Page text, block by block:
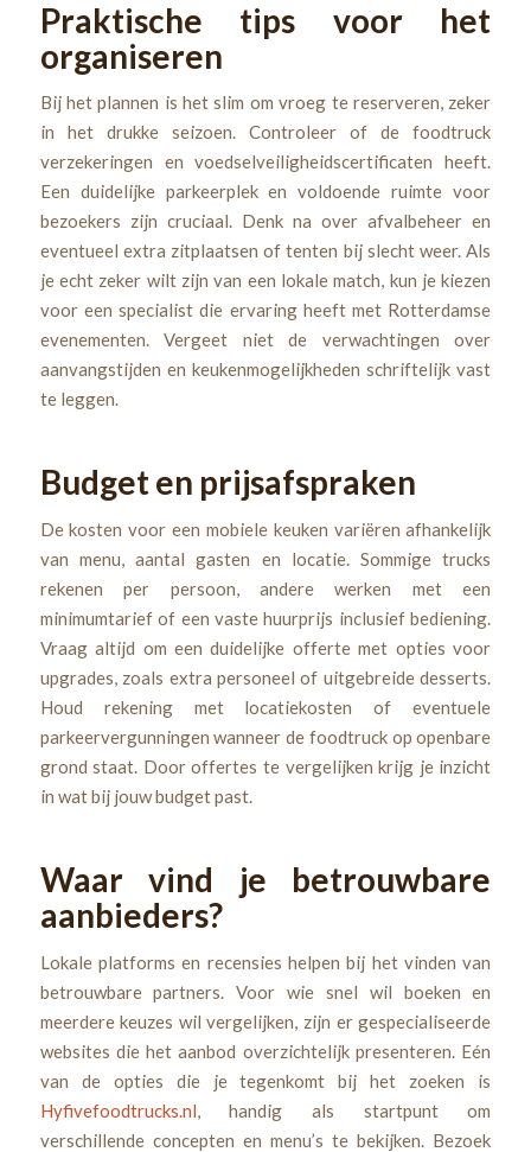
Praktische tips voor het
organiseren
Bij het plannen is het slim om vroeg te reserveren, zeker
in het drukke seizoen. Controleer of de foodtruck
verzekeringen en voedselveiligheidscertificaten heeft.
Een duidelijke parkeerplek en voldoende ruimte voor
bezoekers zijn cruciaal. Denk na over afvalbeheer en
eventueel extra zitplaatsen of tenten bij slecht weer. Als
je echt zeker wilt zijn van een lokale match, kun je kiezen
voor een specialist die ervaring heeft met Rotterdamse
evenementen. Vergeet niet de verwachtingen over
aanvangstijden en keukenmogelijkheden schriftelijk vast
te leggen.
Budget en prijsafspraken
De kosten voor een mobiele keuken variëren afhankelijk
van menu, aantal gasten en locatie. Sommige trucks
rekenen per persoon, andere werken met een
minimumtarief of een vaste huurprijs inclusief bediening.
Vraag altijd om een duidelijke offerte met opties voor
upgrades, zoals extra personeel of uitgebreide desserts.
Houd rekening met locatiekosten of eventuele
parkeervergunningen wanneer de foodtruck op openbare
grond staat. Door offertes te vergelijken krijg je inzicht
in wat bij jouw budget past.
Waar vind je betrouwbare
aanbieders?
Lokale platforms en recensies helpen bij het vinden van
betrouwbare partners. Voor wie snel wil boeken en
meerdere keuzes wil vergelijken, zijn er gespecialiseerde
websites die het aanbod overzichtelijk presenteren. Eén
van de opties die je tegenkomt bij het zoeken is
Hyfivefoodtrucks.nl,handig als startpunt om
verschillende concepten en menu’s te bekijken. Bezoek